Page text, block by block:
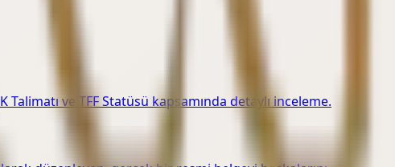
ve TFF Statüsü kapsamında detaylı inceleme.